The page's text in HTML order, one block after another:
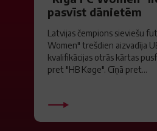
pasvīst dānietēm
Latvijas čempions sieviešu
Women" trešdien aizvadīja
kvalifikācijas otrās kārtas
pret "HB Køge". Cīņā pret...